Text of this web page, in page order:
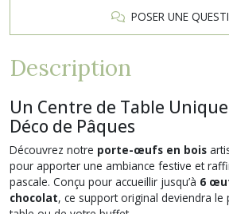
POSER UNE
Description
Un Centre de Table
Déco de Pâques
Découvrez notre porte-œufs en bois
pour apporter une ambiance festive et
pascale. Conçu pour accueillir jusqu’à 6
chocolat, ce support original deviendra